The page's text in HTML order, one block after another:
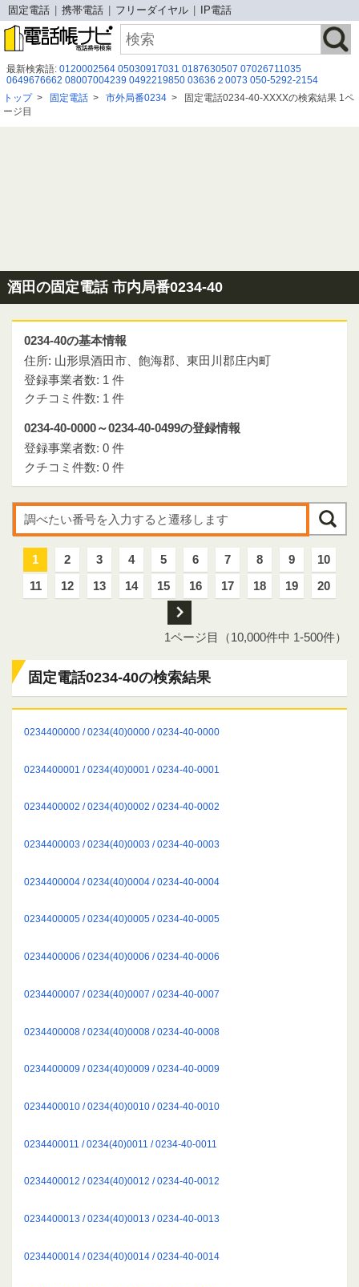
固定電話 携帯電話 フリーダイヤル IP電話
最新検索語: 0120002564 05030917031 0187630507 07026711035
0649676662 08007004239 0492219850 03636２0073 050-5292-2154
08070224557 08000802137 ０８００－９１９－９８１８
0345401370
05017412679 0363620073 0120849856 0975345366 05031316109
050-3175-1652
トップ> 固定電話 > 市外局番0234 >
固定電話0234-40-XXXXの検索結果 1ペ
ージ目
酒田の固定電話 市内局番0234-40
0234-40の基本情報
住所: 山形県酒田市、飽海郡、東田川郡庄内町
登録事業者数: 1 件
クチコミ件数: 1 件
0234-40-0000～0234-40-0499の登録情報
登録事業者数: 0 件
クチコミ件数: 0 件
1 2 3 4 5 6 7 8 9
10
11
12 13 14 15 16 17 18 19
20
次
1ページ目（10,000件中 1-500件）
固定電話0234-40の検索結果
0234400000 / 0234(40)0000 / 0234-40-0000
0234400001 / 0234(40)0001 / 0234-40-0001
0234400002 / 0234(40)0002 / 0234-40-0002
0234400003 / 0234(40)0003 / 0234-40-0003
0234400004 / 0234(40)0004 / 0234-40-0004
0234400005 / 0234(40)0005 / 0234-40-0005
0234400006 / 0234(40)0006 / 0234-40-0006
0234400007 / 0234(40)0007 / 0234-40-0007
0234400008 / 0234(40)0008 / 0234-40-0008
0234400009 / 0234(40)0009 / 0234-40-0009
0234400010 / 0234(40)0010 / 0234-40-0010
0234400011 / 0234(40)0011 / 0234-40-0011
0234400012 / 0234(40)0012 / 0234-40-0012
0234400013 / 0234(40)0013 / 0234-40-0013
0234400014 / 0234(40)0014 / 0234-40-0014